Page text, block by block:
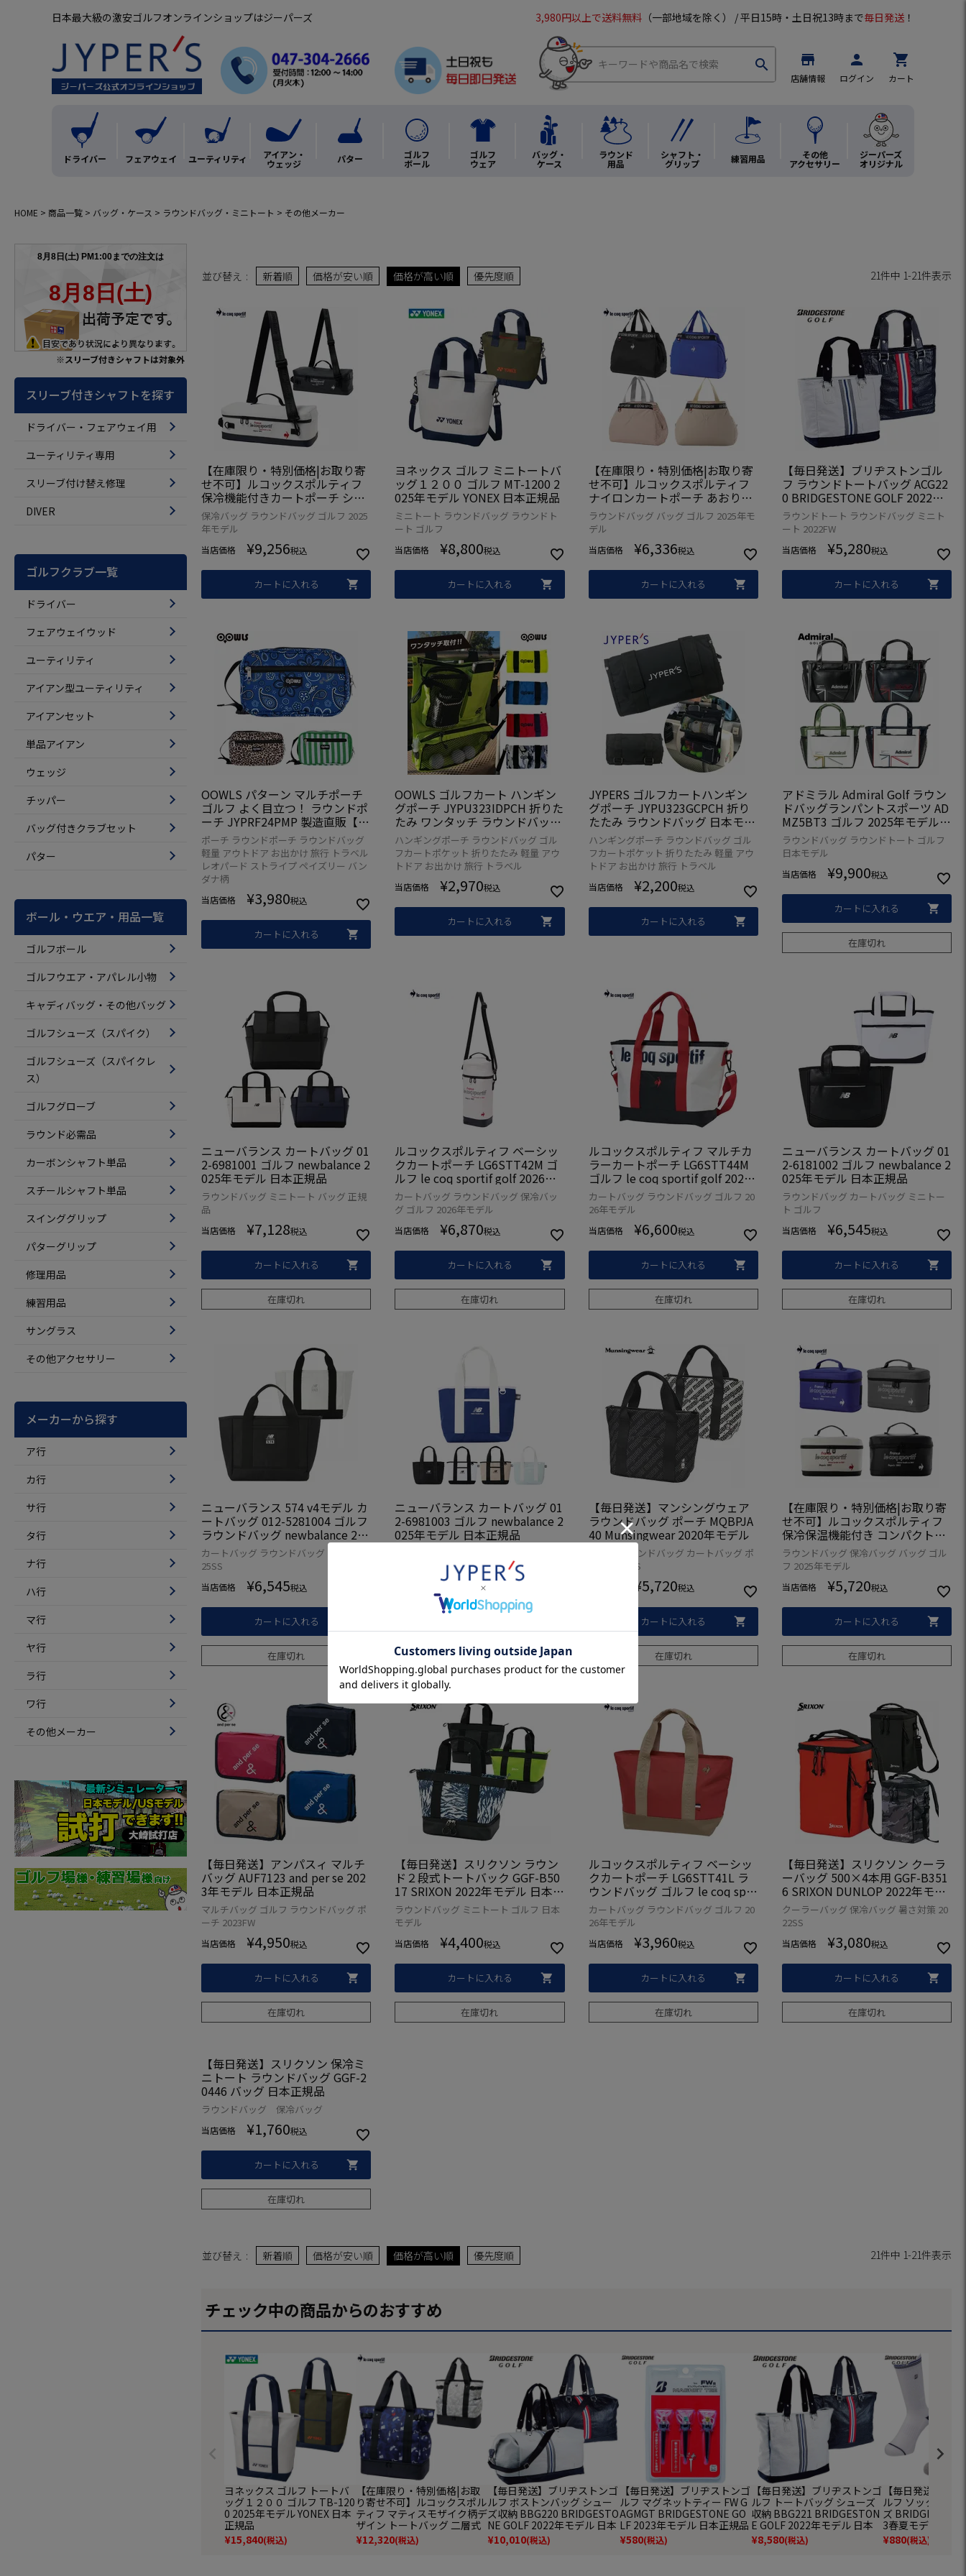
日本最大級の激安ゴルフオンラインショップはジーパーズ 3,980円以上で送料無料 （一部地域を除く） / 平日15時・土日祝13時まで毎日発送 ！
search store
店舗情報
person
ログイン
shopping_cart
カート
ドライバー フェアウェイ ユーティリティ アイアン・
ウェッジ パター ゴルフ
ボール
ゴルフ
ウェア
バッグ・
ケース
ラウンド
用品
シャフト・
グリップ 練習用品 その他
アクセサリー
ジーパーズ
オリジナル
HOME 商品一覧 バッグ・ケース ラウンドバッグ・ミニトート その他メーカー
※スリーブ付きシャフトは対象外
スリーブ付きシャフトを探す
ドライバー・フェアウェイ用
ユーティリティ専用
スリーブ付け替え修理
DIVER
ゴルフクラブ一覧
ドライバー
フェアウェイウッド
ユーティリティ
アイアン型ユーティリティ
アイアンセット
単品アイアン
ウェッジ
チッパー
バッグ付きクラブセット
パター
ボール・ウエア・用品一覧
ゴルフボール
ゴルフウエア・アパレル小物
キャディバッグ・その他バッグ
ゴルフシューズ（スパイク）
ゴルフシューズ（スパイクレ
ス）
ゴルフグローブ
ラウンド必需品
カーボンシャフト単品
スチールシャフト単品
スインググリップ
パターグリップ
修理用品
練習用品
サングラス
その他アクセサリー
メーカーから探す
ア行
カ行
サ行
タ行
ナ行
ハ行
マ行
ヤ行
ラ行
ワ行
その他メーカー
並び替え 新着順 価格が安い順 価格が高い順 優先度順 21件中 1-21件表示
【在庫限り・特別価格|お取り寄
せ不可】ルコックスポルティフ
保冷機能付きカートポーチ ショ
ルダー付属 2リットル収納可能 L
G5FTT43M ゴルフ le coq sporti
f golf 2025年モデル 日本正規品
保冷バッグ ラウンドバッグ ゴルフ 2025
年モデル
当店価格 ¥9,256税込
カートに入れる
ヨネックス ゴルフ ミニトートバ
ッグ１２００ ゴルフ MT-1200 2
025年モデル YONEX 日本正規品
ミニトート ラウンドバッグ ラウンドト
ート ゴルフ
当店価格 ¥8,800税込
カートに入れる
【在庫限り・特別価格|お取り寄
せ不可】ルコックスポルティフ
ナイロンカートポーチ あおりポ
ケットタイプ LG5FTT45L ゴル
フ le coq sportif golf 2025年モ
デル 日本正規品
ラウンドバッグ バッグ ゴルフ 2025年モ
デル
当店価格 ¥6,336税込
カートに入れる
【毎日発送】ブリヂストンゴル
フ ラウンドトートバッグ ACG22
0 BRIDGESTONE GOLF 2022年
モデル 日本正規品
ラウンドトート ラウンドバッグ ミニト
ート 2022FW
当店価格 ¥5,280税込
カートに入れる
OOWLS パターン マルチポーチ
ゴルフ よく目立つ！ ラウンドポ
ーチ JYPRF24PMP 製造直販【ジ
ーパーズオリジナル商品】
ポーチ ラウンドポーチ ラウンドバッグ
軽量 アウトドア お出かけ 旅行 トラベル
レオパード ストライプ ペイズリー バン
ダナ柄
当店価格 ¥3,980税込
カートに入れる
OOWLS ゴルフカート ハンギン
グポーチ JYPU323IDPCH 折りた
たみ ワンタッチ ラウンドバッグ
ゴルフ用品
ハンギングポーチ ラウンドバッグ ゴル
フカートポケット 折りたたみ 軽量 アウ
トドア お出かけ 旅行 トラベル
当店価格 ¥2,970税込
カートに入れる
JYPERS ゴルフカートハンギン
グポーチ JYPU323GCPCH 折り
たたみ ラウンドバッグ 日本モデ
ル【ジーパーズオリジナル】
ハンギングポーチ ラウンドバッグ ゴル
フカートポケット 折りたたみ 軽量 アウ
トドア お出かけ 旅行 トラベル
当店価格 ¥2,200税込
カートに入れる
アドミラル Admiral Golf ラウン
ドバッグランパントスポーツ AD
MZ5BT3 ゴルフ 2025年モデル
日本正規品
ラウンドバッグ ラウンドトート ゴルフ
日本モデル
当店価格 ¥9,900税込
カートに入れる
在庫切れ
ニューバランス カートバッグ 01
2-6981001 ゴルフ newbalance 2
025年モデル 日本正規品
ラウンドバッグ ミニトート バッグ 正規
品
当店価格 ¥7,128税込
カートに入れる
在庫切れ
ルコックスポルティフ ベーシッ
クカートポーチ LG6STT42M ゴ
ルフ le coq sportif golf 2026年
モデル 日本正規品
カートバッグ ラウンドバッグ 保冷バッ
グ ゴルフ 2026年モデル
当店価格 ¥6,870税込
カートに入れる
在庫切れ
ルコックスポルティフ マルチカ
ラーカートポーチ LG6STT44M
ゴルフ le coq sportif golf 2026
年モデル 日本正規品
カートバッグ ラウンドバッグ ゴルフ 20
26年モデル
当店価格 ¥6,600税込
カートに入れる
在庫切れ
ニューバランス カートバッグ 01
2-6181002 ゴルフ newbalance 2
025年モデル 日本正規品
ラウンドバッグ カートバッグ ミニトー
ト ゴルフ
当店価格 ¥6,545税込
カートに入れる
在庫切れ
ニューバランス 574 v4モデル カ
ートバッグ 012-5281004 ゴルフ
ラウンドバッグ newbalance 202
5年モデル 日本正規品
カートバッグ ラウンドバッグ ゴルフ 20
25SS
当店価格 ¥6,545税込
カートに入れる
在庫切れ
ニューバランス カートバッグ 01
2-6981003 ゴルフ newbalance 2
025年モデル 日本正規品
¥6,336税込
在庫切れ
【毎日発送】マンシングウェア
ラウンドバッグ ポーチ MQBPJA
40 Munsingwear 2020年モデル
ゴルフ ラウンドバッグ カートバッグ ポ
ーチ 2020SS
¥5,720税込
カートに入れる
在庫切れ
【在庫限り・特別価格|お取り寄
せ不可】ルコックスポルティフ
保冷保温機能付き コンパクトカ
ートポーチ LG5FTT44M ゴルフ l
e coq sportif golf 2025年モデル
日本正規品
ラウンドバッグ 保冷バッグ バッグ ゴル
フ 2025年モデル
当店価格 ¥5,720税込
カートに入れる
在庫切れ
【毎日発送】アンパスィ マルチ
バッグ AUF7123 and per se 202
3年モデル 日本正規品
マルチバッグ ゴルフ ラウンドバッグ ポ
ーチ 2023FW
当店価格 ¥4,950税込
カートに入れる
在庫切れ
【毎日発送】スリクソン ラウン
ド２段式トートバック GGF-B50
17 SRIXON 2022年モデル 日本正
規品
ラウンドバッグ ミニトート ゴルフ 日本
モデル
当店価格 ¥4,400税込
カートに入れる
在庫切れ
ルコックスポルティフ ベーシッ
クカートポーチ LG6STT41L ラ
ウンドバッグ ゴルフ le coq spor
tif golf 2026春夏モデル 日本正
規品
カートバッグ ラウンドバッグ ゴルフ 20
26年モデル
当店価格 ¥3,960税込
カートに入れる
在庫切れ
【毎日発送】スリクソン クーラ
ーバッグ 500×4本用 GGF-B351
6 SRIXON DUNLOP 2022年モデ
ル 日本正規品
クーラーバッグ 保冷バッグ 暑さ対策 20
22SS
当店価格 ¥3,080税込
カートに入れる
在庫切れ
【毎日発送】スリクソン 保冷ミ
ニトート ラウンドバッグ GGF-2
0446 バッグ 日本正規品
ラウンドバッグ 保冷バッグ
当店価格 ¥1,760税込
カートに入れる
在庫切れ
並び替え 新着順 価格が安い順 価格が高い順 優先度順 21件中 1-21件表示
チェック中の商品からのおすすめ
ヨネックス ゴルフ トートバ
ッグ１２００ ゴルフ TB-120
0 2025年モデル YONEX 日本
正規品
¥15,840(税込)
【在庫限り・特別価格|お取
り寄せ不可】ルコックスポル
ティフ マティスモザイク柄デ
ザイン トートバッグ 二層式
ポケットタイプ LG5FTT01M
ゴルフ le coq sportif golf 20
¥12,320(税込)
【毎日発送】ブリヂストンゴ
ルフ ボストンバッグ シュー
ズ収納 BBG220 BRIDGESTO
NE GOLF 2022年モデル 日本
正規品
¥10,010(税込)
【毎日発送】ブリヂストンゴ
ルフ マグネットティー FW G
AGMGT BRIDGESTONE GO
LF 2023年モデル 日本正規品
¥580(税込)
【毎日発送】ブリヂストンゴ
ルフ トートバッグ シューズ
収納 BBG221 BRIDGESTON
E GOLF 2022年モデル 日本
正規品
¥8,580(税込)
【毎日発送】ブ
ルフ ソックス
ズ
3春夏モデル 日本
¥880(税込)